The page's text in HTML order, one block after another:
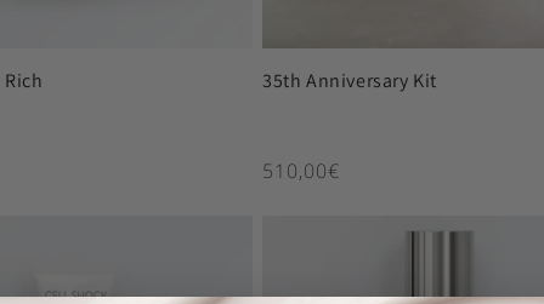
35th Anniversary Kit
Κανονική τιμή
510,00€